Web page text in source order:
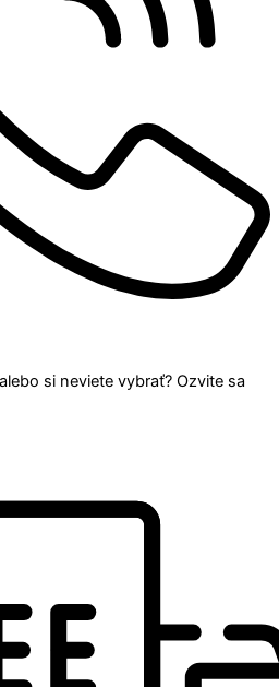
si neviete vybrať? Ozvite sa